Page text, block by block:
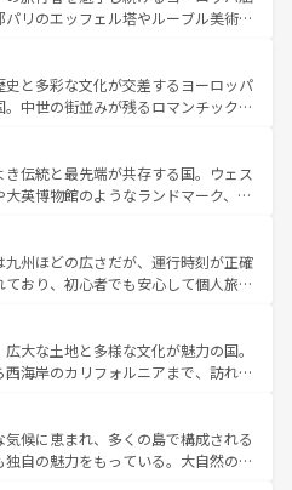
ら、地方では古代ローマ遺跡や中世
土や気候が異なるスペインはその個
性で訪れる人を魅了する。 なお、新着のスペイン情報は コ
してほしい。
リのエッフェル塔やルーブル美術館
っている。華麗な宮殿、歴史的な大
、そして豊かな自然が、訪れる者を心
、フランスは美食の国としても知ら
祥地であるランス、プロヴァンスの
など、多彩な楽しみ方が可能だ。さ
域にも魅力が溢れており、どの街角に
それぞれで全く異なる文化を体験で
う。 なお、新着のフランス情報はコンテンツ一覧
史と多彩な文化が交差するヨーロッパ
中世の街並みが残るロマンチック街
こを歩いても飽きることがない。ベ
バイエルン州のアルプスの絶景、そ
ワイン畑といった風景は必見。ビール
体験してほしい。 なお、新着の
ンツ一覧を参照してほしい。
伝統と最先端が共存する国。ウェス
大英博物館のようなランドマーク、歴
がある。また、優雅なアフタヌーン
にはたまらない英国パブ、サッカー観
そできる体験も豊富。イギリスを旅
しい。
九州ほどの広さだが、運行時刻が正確
おり、初心者でも安心して個人旅行
町や、スイスならではのユニークな
ス観光だけでなく町歩きも満喫する
所得が高いため物価も高いが、旅行
を楽しむこともできる。 なお、新
ンテンツ一覧 を参照してほしい。
大な土地と多様な文化が魅力の国。
海岸のカリフォルニアまで、訪れる
観光、ショッピング、エンターテイ
激的なスポットだ。一方、アメリカ
がり、グランドキャニオンやイエロー
候に恵まれ、多くの島で構成される
自の魅力をもっている。大自然の神